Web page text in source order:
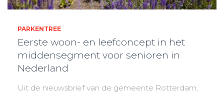
PARKENTREE
Eerste woon- en leefconcept in het
middensegment voor senioren in
Nederland
Uit de nieuwsbrief van de gemeente Rotterdam,